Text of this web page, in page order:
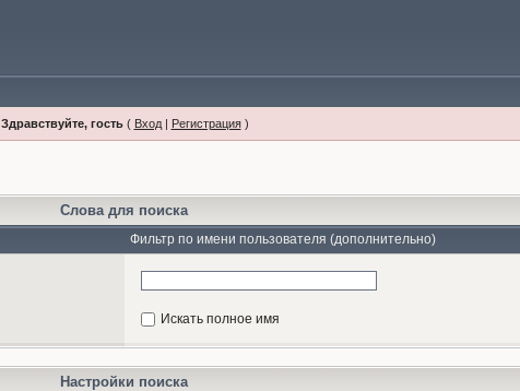
Здравствуйте, гость( Вход| Регистрация)
Слова для поиска
Фильтр по имени пользователя (дополнительно)
Искать полное имя
Настройки поиска